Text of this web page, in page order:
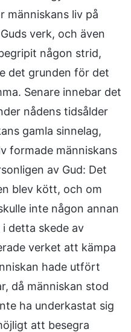
människans liv på
verk, och även
någon strid,
det grunden för det
Senare innebar det
nådens tidsålder
gamla sinnelag,
formade människans
av Gud: Det
blev kött, och om
inte någon annan
detta skede av
verket att kämpa
hade utfört
då människan stod
ha underkastat sig
att besegra